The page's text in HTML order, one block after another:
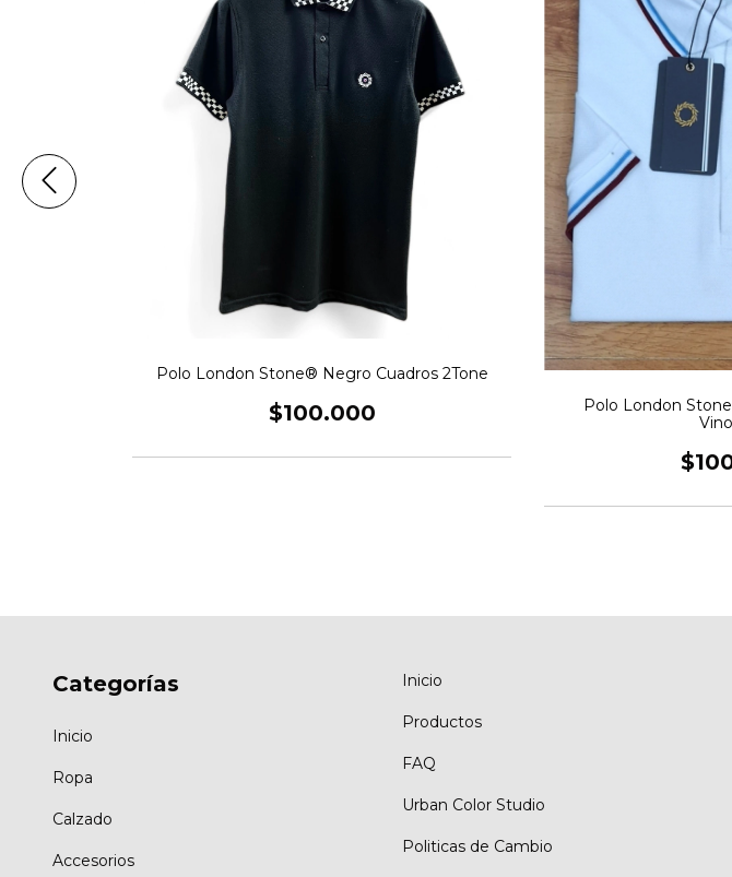
Polo London Stone® Negro Cuadros 2Tone
$100.000
Polo London
Categorías
Inicio
Ropa
Calzado
Accesorios
Inicio
Productos
FAQ
Urban Color Studio
Politicas de Cambio